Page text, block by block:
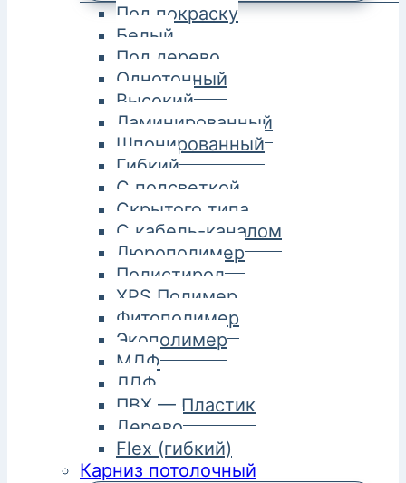
Под покраску
Белый
Под дерево
Однотонный
Высокий
Ламинированный
Шпонированный
Гибкий
С подсветкой
Скрытого типа
С кабель-каналом
Дюрополимер
Полистирол
XPS Полимер
Фитополимер
Экополимер
МДФ
ЛДФ
ПВХ — Пластик
Дерево
Flex (гибкий)
Карниз потолочный